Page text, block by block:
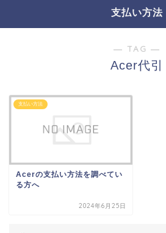
支払い方法
― TAG ―
Acer代引
支払い方法
Acerの支払い方法を調べてい
る方へ
2024年6月25日